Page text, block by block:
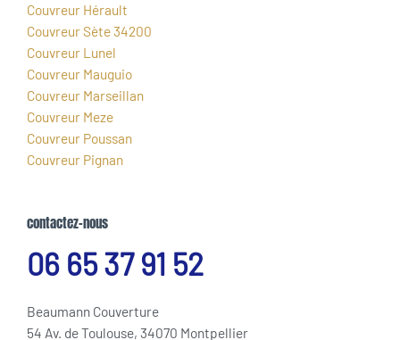
Couvreur Hérault
Couvreur Sète 34200
Couvreur Lunel
Couvreur Mauguio
Couvreur Marseillan
Couvreur Meze
Couvreur Poussan
Couvreur Pignan
contactez-nous
06 65 37 91 52
Beaumann Couverture
54 Av. de Toulouse, 34070 Montpellier